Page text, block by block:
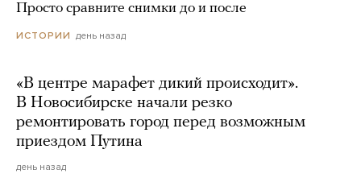
Просто сравните снимки до и после
ИСТОРИИ день назад
«В центре марафет дикий происходит».
В Новосибирске начали резко
ремонтировать город перед возможным
приездом Путина
день назад